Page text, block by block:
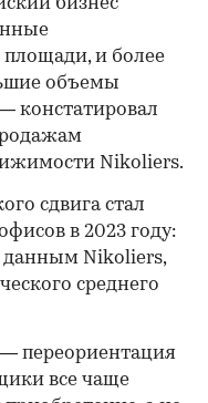
и более
объемы
констатировал
Nikoliers.
сдвига стал
в 2023 году:
данным Nikoliers,
среднего
переориентация
все чаще